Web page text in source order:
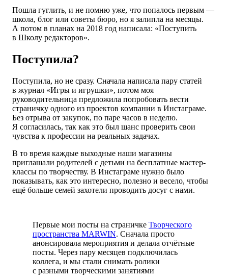
Пошла гуглить, и не помню уже, что попалось первым —
школа, блог или советы бюро, но я залипла на месяцы.
А потом в планах на 2018 год написала: «Поступить
в Школу редакторов».
Поступила?
Поступила, но не сразу. Сначала написала пару статей
в журнал «Игры и игрушки», потом моя
руководительница предложила попробовать вести
страничку одного из проектов компании в Инстаграме.
Без отрыва от закупок, по паре часов в неделю.
Я согласилась, так как это был шанс проверить свои
чувства к профессии на реальных задачах.
В то время каждые выходные наши магазины
приглашали родителей с детьми на бесплатные мастер-
классы по творчеству. В Инстаграме нужно было
показывать, как это интересно, полезно и весело, чтобы
ещё больше семей захотели проводить досуг с нами.
Первые мои посты на страничке Творческого
пространства MARWIN. Сначала просто
анонсировала мероприятия и делала отчётные
посты. Через пару месяцев подключилась
коллега, и мы стали снимать ролики
с разными творческими занятиями